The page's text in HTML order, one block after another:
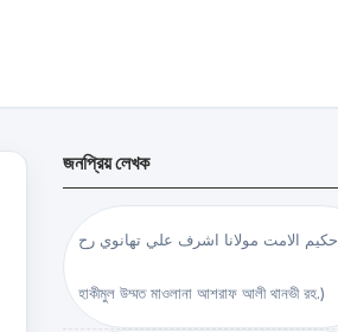
জনপ্রিয় লেখক
حكيم الامت مولانا اشرف علي تهانوي رح (
হাকীমুল উম্মত মাওলানা আশরাফ আলী থানভী রহ.)